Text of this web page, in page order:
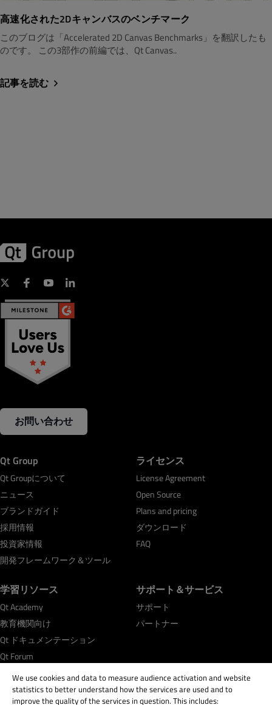
高速化された2Dキャンバスのベンチマーク
このブログは「Accelerated 2D Canvas Benchmarks」を翻訳したも
のです。 この3部作の前編では、Qt Canvas..
記事を読む
お問い合わせ
Qt Group
Qt Groupについて
ニュース
ブランドガイド
採用情報
投資家情報
開発フレームワーク＆ツール
ライセンス
License Agreement
Open Source
Plans and pricing
ダウンロード
FAQ
学習リソース
Qt Academy
教育機関向け
Qt ドキュメンテーション
Qt Forum
サポート＆サービス
サポート
パートナー
We use cookies and data to measure audience activation and website
statistics to better understand how the services are used and to
improve the quality of the services in question. This includes: